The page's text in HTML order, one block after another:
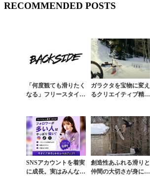
RECOMMENDED POSTS
「何度観ても滑りたく
なる」フリースタイル
ガラクタを宝物に変え
るクリエイティブ精
ィングの真髄
SNSアカウントを着実
に成長。実はみんなコ
創造性あふれる滑りと
仲間の大切さが身に染